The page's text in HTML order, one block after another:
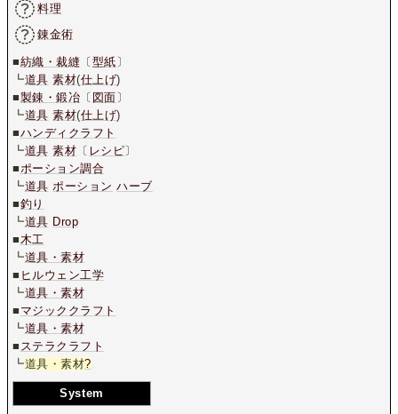
料理
錬金術
■紡織・裁縫 〔型紙〕
┗道具 素材(仕上げ)
■製錬・鍛冶 〔 図面〕
┗道具 素材(仕上げ)
■ハンディクラフト
┗道具 素材 〔 レシピ〕
■ ポーション調合
┗道具 ポーション ハーブ
■釣り
┗道具 Drop
■ 木工
┗道具・素材
■ ヒルウェン工学
┗道具・素材
■ マジッククラフト
┗道具・素材
■ ステラクラフト
┗道具・素材?
System